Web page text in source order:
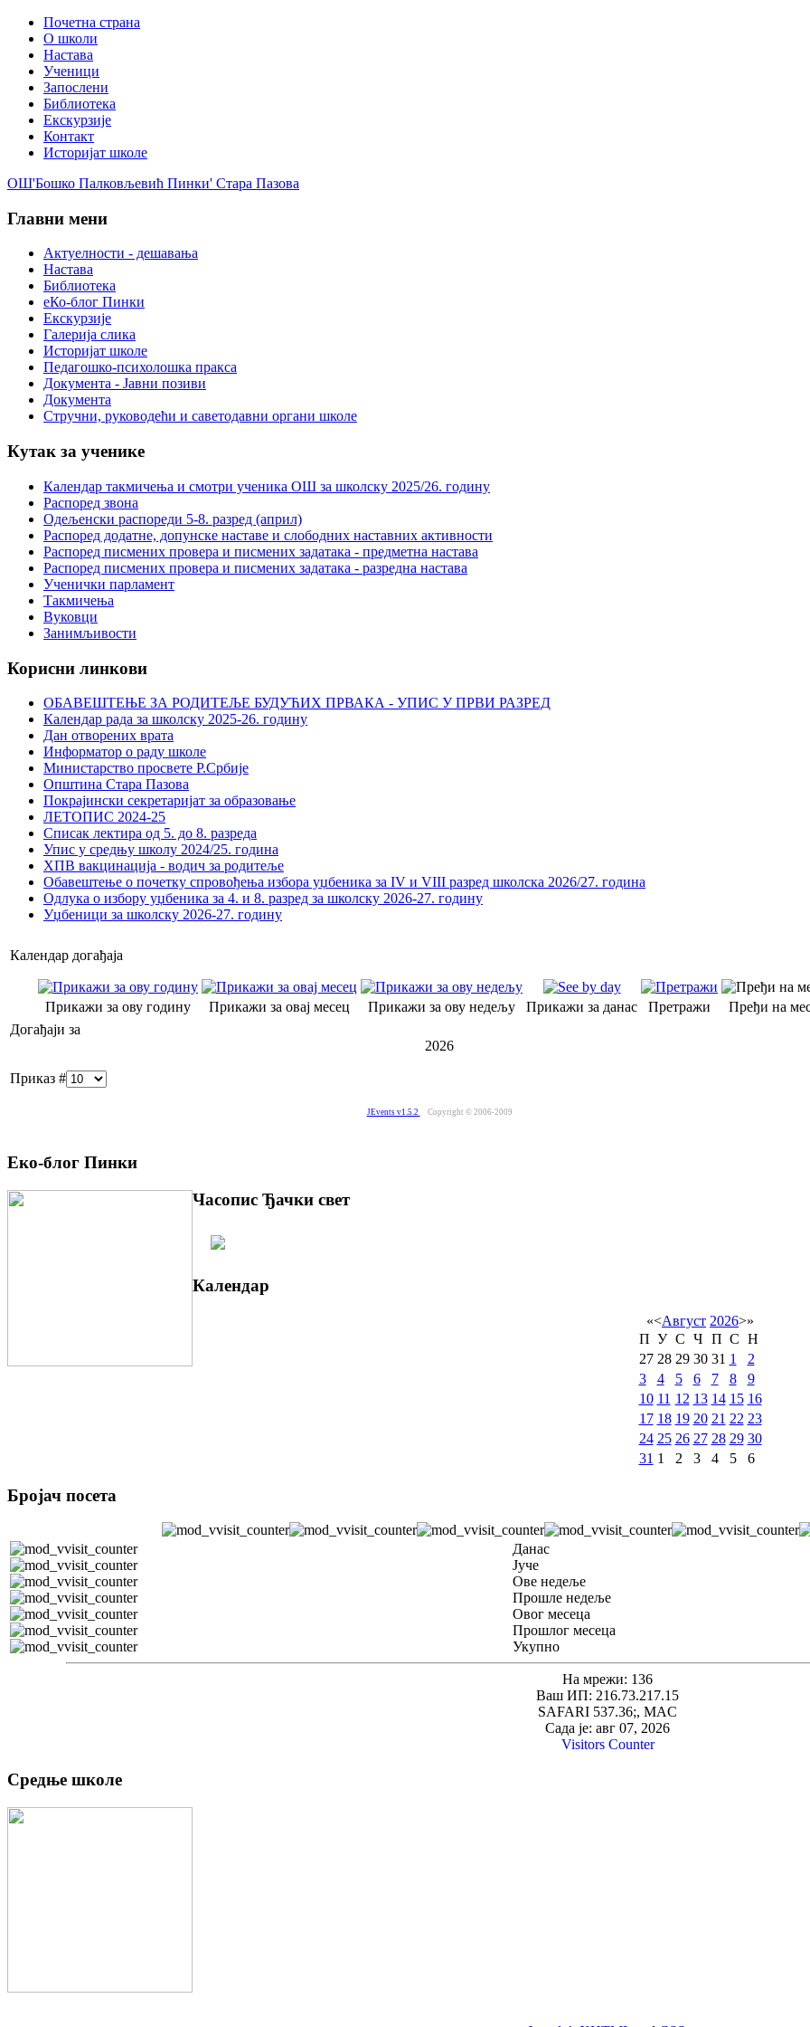
Почетна страна
О школи
Настава
Ученици
Запослени
Библиотека
Екскурзије
Контакт
Историјат школе
ОШ'Бошко Палковљевић Пинки' Стара Пазова
Главни мени
Актуелности - дешавања
Настава
Библиотека
еКо-блог Пинки
Екскурзије
Галерија слика
Историјат школе
Педагошко-психолошка пракса
Документа - Јавни позиви
Документа
Стручни, руководећи и саветодавни органи школе
Кутак за ученике
Календар такмичења и смотри ученика ОШ за школску 2025/26. годину
Распоред звона
Одељенски распореди 5-8. разред (април)
Распоред додатне, допунске наставе и слободних наставних активности
Распоред писмених провера и писмених задатака - предметна настава
Распоред писмених провера и писмених задатака - разредна настава
Ученички парламент
Такмичења
Вуковци
Занимљивости
Корисни линкови
ОБАВЕШТЕЊЕ ЗА РОДИТЕЉЕ БУДУЋИХ ПРВАКА - УПИС У ПРВИ РАЗРЕД
Календар рада за школску 2025-26. годину
Дан отворених врата
Информатор о раду школе
Министарство просвете Р.Србије
Општина Стара Пазова
Покрајински секретаријат за образовање
ЛЕТОПИС 2024-25
Списак лектира од 5. до 8. разреда
Упис у средњу школу 2024/25. година
ХПВ вакцинација - водич за родитеље
Обавештење о почетку спровођења избора уџбеника за IV и VIII разред школска 2026/27. година
Одлука о избору уџбеника за 4. и 8. разред за школску 2026-27. годину
Уџбеници за школску 2026-27. годину
Календар догађаја
Прикажи за ову годину Прикажи за овај месец Прикажи за ову недељу Прикажи за данас Претражи
Пређи на
Догађаји за
2026
Приказ #
JEvents v1.5.2 Copyright © 2006-2009
Еко-блог Пинки
Часопис Ђачки свет
Календар
«<Август 2026>»
П У С Ч П С Н
27 28 29 30 31 1
2
3
4 5 6 7 8
9
10 11 12 13 14 15 16
17 18 19 20 21 22 23
24 25 26 27 28 29 30
31 1 2 3 4 5 6
Бројач посета
Данас
Јуче
Ове недеље
Прошле недеље
Овог месеца
Прошлог месеца
Укупно
На мрежи: 136
Ваш ИП: 216.73.217.15
SAFARI 537.36;, MAC
Сада је: авг 07, 2026
Visitors Counter
Средње школе